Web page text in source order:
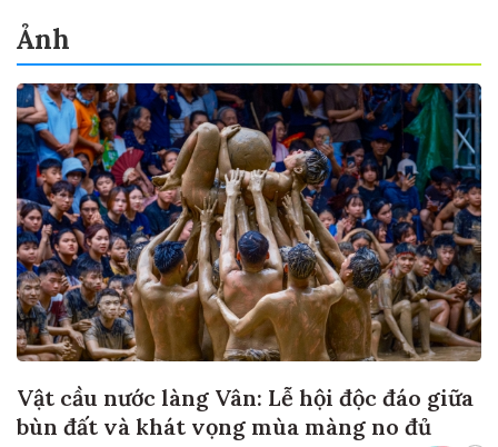
Ảnh
Vật cầu nước làng Vân: Lễ hội độc đáo giữa
bùn đất và khát vọng mùa màng no đủ